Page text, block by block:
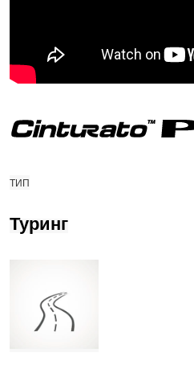
ТИП
Туринг